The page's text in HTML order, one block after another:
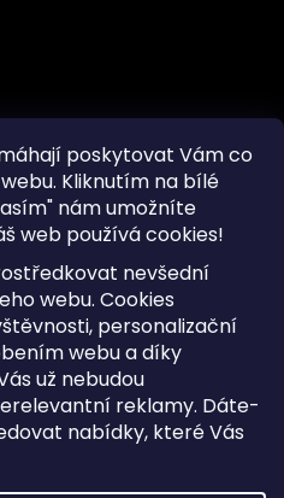
poskytovat Vám co
Kliknutím na bílé
nám umožníte
web používá cookies!
nevšední
webu. Cookies
personalizační
webu a díky
už nebudou
reklamy. Dáte-
nabídky, které Vás